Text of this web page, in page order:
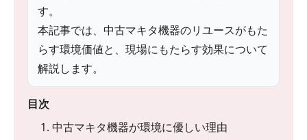
す。
本記事では、中古マキタ機器のリユースがもた
らす環境価値と、現場にもたらす効果について
解説します。
目次
1. 中古マキタ機器が環境に優しい理由